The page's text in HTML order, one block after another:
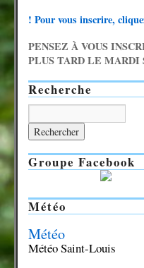
! Pour vous inscrire,
PENSEZ À VOUS
PLUS TARD LE MARDI
Recherche
Groupe Facebook
Météo
Météo
Météo Saint-Louis